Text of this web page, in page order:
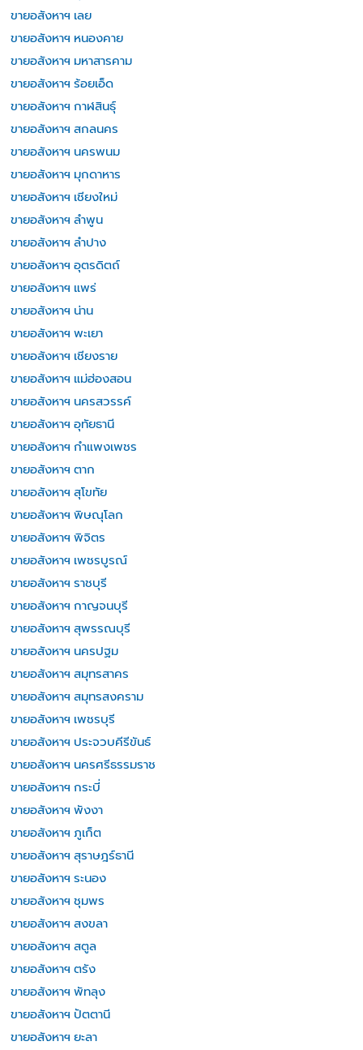
ขายอสังหาฯ เลย
ขายอสังหาฯ หนองคาย
ขายอสังหาฯ มหาสารคาม
ขายอสังหาฯ ร้อยเอ็ด
ขายอสังหาฯ กาฬสินธุ์
ขายอสังหาฯ สกลนคร
ขายอสังหาฯ นครพนม
ขายอสังหาฯ มุกดาหาร
ขายอสังหาฯ เชียงใหม่
ขายอสังหาฯ ลำพูน
ขายอสังหาฯ ลำปาง
ขายอสังหาฯ อุตรดิตถ์
ขายอสังหาฯ แพร่
ขายอสังหาฯ น่าน
ขายอสังหาฯ พะเยา
ขายอสังหาฯ เชียงราย
ขายอสังหาฯ แม่ฮ่องสอน
ขายอสังหาฯ นครสวรรค์
ขายอสังหาฯ อุทัยธานี
ขายอสังหาฯ กำแพงเพชร
ขายอสังหาฯ ตาก
ขายอสังหาฯ สุโขทัย
ขายอสังหาฯ พิษณุโลก
ขายอสังหาฯ พิจิตร
ขายอสังหาฯ เพชรบูรณ์
ขายอสังหาฯ ราชบุรี
ขายอสังหาฯ กาญจนบุรี
ขายอสังหาฯ สุพรรณบุรี
ขายอสังหาฯ นครปฐม
ขายอสังหาฯ สมุทรสาคร
ขายอสังหาฯ สมุทรสงคราม
ขายอสังหาฯ เพชรบุรี
ขายอสังหาฯ ประจวบคีรีขันธ์
ขายอสังหาฯ นครศรีธรรมราช
ขายอสังหาฯ กระบี่
ขายอสังหาฯ พังงา
ขายอสังหาฯ ภูเก็ต
ขายอสังหาฯ สุราษฎร์ธานี
ขายอสังหาฯ ระนอง
ขายอสังหาฯ ชุมพร
ขายอสังหาฯ สงขลา
ขายอสังหาฯ สตูล
ขายอสังหาฯ ตรัง
ขายอสังหาฯ พัทลุง
ขายอสังหาฯ ปัตตานี
ขายอสังหาฯ ยะลา